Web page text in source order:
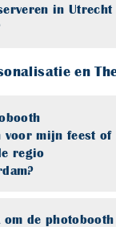
in Utrecht
en
voor mijn feest of
regio
om de photobooth